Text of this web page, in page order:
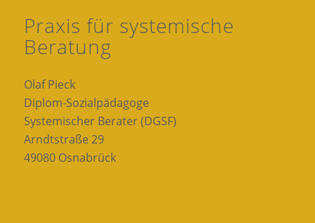
Praxis für systemische
Beratung
Olaf Pieck
Diplom-Sozialpädagoge
Systemischer Berater (DGSF)
Arndtstraße 29
49080 Osnabrück